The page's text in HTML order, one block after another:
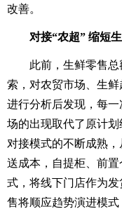
改善。
对接“农超” 缩短
此前，生鲜零售总额
索，对农贸市场、生
进行分析后发现，每
场的出现取代了原计
对接模式的不断成熟
送成本，自提柜、前
式，将线下门店作为
售将顺应趋势演进模式